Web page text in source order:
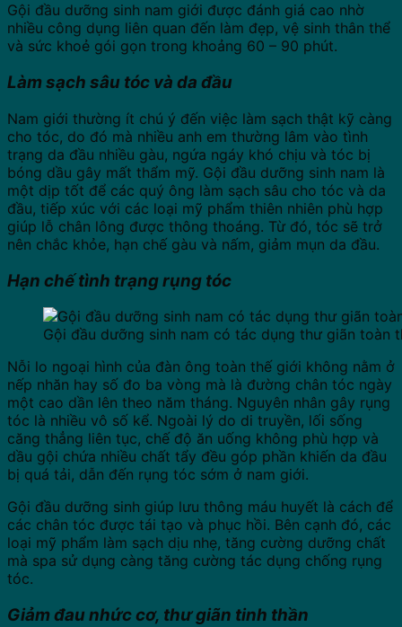
Gội đầu dưỡng sinh nam giới được đánh giá cao nhờ
nhiều công dụng liên quan đến làm đẹp, vệ sinh thân thể
và sức khoẻ gói gọn trong khoảng 60 – 90 phút.
Làm sạch sâu tóc và da đầu
Nam giới thường ít chú ý đến việc làm sạch thật kỹ càng
cho tóc, do đó mà nhiều anh em thường lâm vào tình
trạng da đầu nhiều gàu, ngứa ngáy khó chịu và tóc bị
bóng dầu gây mất thẩm mỹ. Gội đầu dưỡng sinh nam là
một dịp tốt để các quý ông làm sạch sâu cho tóc và da
đầu, tiếp xúc với các loại mỹ phẩm thiên nhiên phù hợp
giúp lỗ chân lông được thông thoáng. Từ đó, tóc sẽ trở
nên chắc khỏe, hạn chế gàu và nấm, giảm mụn da đầu.
Hạn chế tình trạng rụng tóc
Gội đầu dưỡng sinh nam có tác dụng thư giãn toàn
Nỗi lo ngoại hình của đàn ông toàn thế giới không nằm ở
nếp nhăn hay số đo ba vòng mà là đường chân tóc ngày
một cao dần lên theo năm tháng. Nguyên nhân gây rụng
tóc là nhiều vô số kể. Ngoài lý do di truyền, lối sống
căng thẳng liên tục, chế độ ăn uống không phù hợp và
dầu gội chứa nhiều chất tẩy đều góp phần khiến da đầu
bị quá tải, dẫn đến rụng tóc sớm ở nam giới.
Gội đầu dưỡng sinh giúp lưu thông máu huyết là cách để
các chân tóc được tái tạo và phục hồi. Bên cạnh đó, các
loại mỹ phẩm làm sạch dịu nhẹ, tăng cường dưỡng chất
mà spa sử dụng càng tăng cường tác dụng chống rụng
tóc.
Giảm đau nhức cơ, thư giãn tinh thần